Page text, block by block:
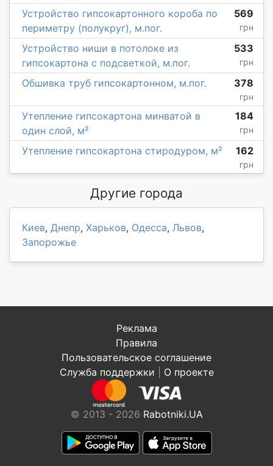
Устройство гипсокартонного короба по
периметру (полукруг), м.пог.
569
грн
Устройство ниши в потолоке из
гипсокартона с подсветкой, м.пог.
533
грн
Обшивка труб гипсокартонном, м.пог. 378
грн
Утепление гипсокартона минватой в
один слой, м²
184
грн
Утепление гипсокартона стиродуром, м² 162
грн
Другие города
Киев, Днепр, Харьков, Одесса, Львов,
Запорожье
Реклама
Правила
Пользовательское соглашение
Служба поддержки
О проекте
© 2013 - 2026 Rabotniki.UA